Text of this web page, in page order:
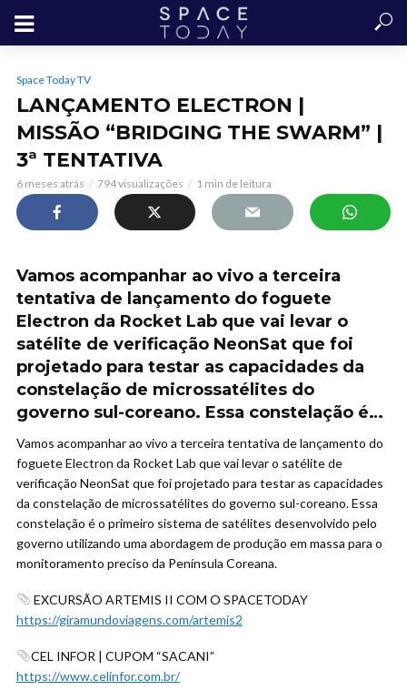
Space Today TV
LANÇAMENTO ELECTRON |
MISSÃO “BRIDGING THE SWARM” |
3ª TENTATIVA
6 meses atrás 794 visualizações 1 min de leitura
Vamos acompanhar ao vivo a terceira
tentativa de lançamento do foguete
Electron da Rocket Lab que vai levar o
satélite de verificação NeonSat que foi
projetado para testar as capacidades da
constelação de microssatélites do
governo sul-coreano. Essa constelação é…
Vamos acompanhar ao vivo a terceira tentativa de lançamento do
foguete Electron da Rocket Lab que vai levar o satélite de
verificação NeonSat que foi projetado para testar as capacidades
da constelação de microssatélites do governo sul-coreano. Essa
constelação é o primeiro sistema de satélites desenvolvido pelo
governo utilizando uma abordagem de produção em massa para o
monitoramento preciso da Península Coreana.
EXCURSÃO ARTEMIS II COM O SPACETODAY
https://giramundoviagens.com/artemis2
CEL INFOR | CUPOM “SACANI”
https://www.celinfor.com.br/